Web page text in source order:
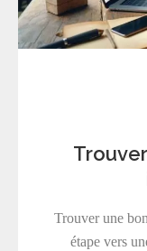
Trouver une
étape vers